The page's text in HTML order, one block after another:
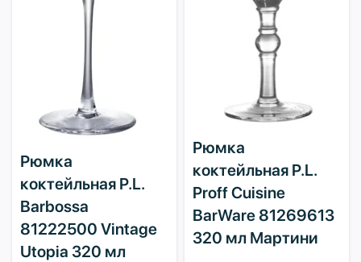
Рюмка
коктейльная P.L.
Barbossa
81222500 Vintage
Utopia 320 мл
Рюмка
коктейльная P.L.
Proff Cuisine
BarWare 81269613
320 мл Мартини